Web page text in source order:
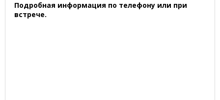
Подробная информация по телефону или при
встрече.